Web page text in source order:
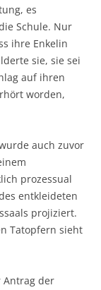
es
Schule. Nur
ihre Enkelin
sie, sie sei
auf ihren
worden,
auch zuvor
prozessual
entkleideten
projiziert.
Tatopfern sieht
Antrag der